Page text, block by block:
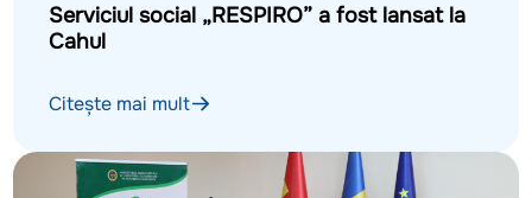
Serviciul social „RESPIRO” a fost lansat la
Cahul
Citește mai mult